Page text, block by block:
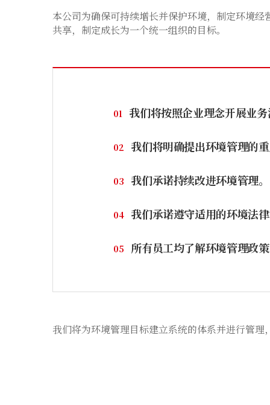
本公司为确保可持续增长并保护环境，制定环境
共享，制定成长为一个统一组织的目标。
01 我们将按照企业理念开展业
02 我们将明确提出环境管理的
03 我们承诺持续改进环境管理。
04 我们承诺遵守适用的环境法
05 所有员工均了解环境管理政
我们将为环境管理目标建立系统的体系并进行管理